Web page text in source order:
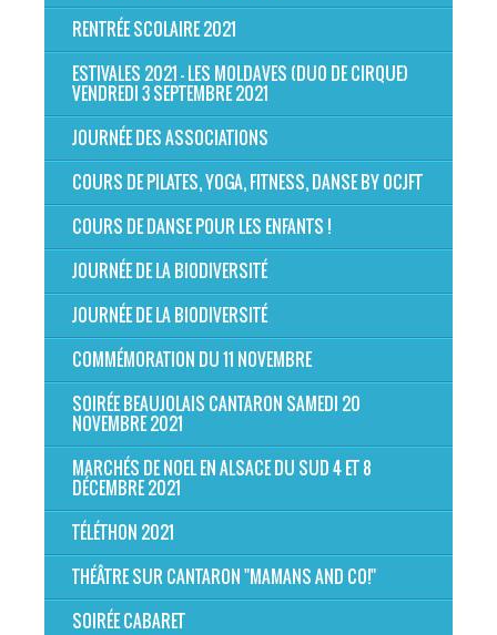
RENTRÉE SCOLAIRE 2021
ESTIVALES 2021 - LES MOLDAVES (DUO DE CIRQUE)
VENDREDI 3 SEPTEMBRE 2021
JOURNÉE DES ASSOCIATIONS
COURS DE PILATES, YOGA, FITNESS, DANSE BY OCJFT
COURS DE DANSE POUR LES ENFANTS !
JOURNÉE DE LA BIODIVERSITÉ
JOURNÉE DE LA BIODIVERSITÉ
COMMÉMORATION DU 11 NOVEMBRE
SOIRÉE BEAUJOLAIS CANTARON SAMEDI 20
NOVEMBRE 2021
MARCHÉS DE NOEL EN ALSACE DU SUD 4 ET 8
DÉCEMBRE 2021
TÉLÉTHON 2021
THÉÂTRE SUR CANTARON "MAMANS AND CO!"
SOIRÉE CABARET